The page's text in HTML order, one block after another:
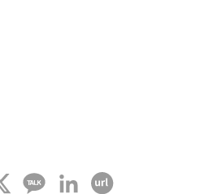
트위터 카카오톡 링크드인 URL 복사하기